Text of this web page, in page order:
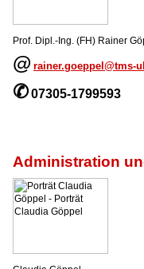
Prof. Dipl.-Ing. (FH) Rainer
@ rainer.goeppel@tms-
✆07305-1799593
Administration